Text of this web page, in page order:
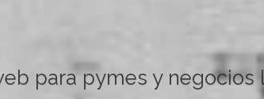
para pymes y negocios